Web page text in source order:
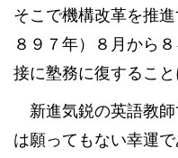
そこで機構改革を推
８９７年）８月から
接に塾務に復すること
新進気鋭の英語教
は願ってもない幸運